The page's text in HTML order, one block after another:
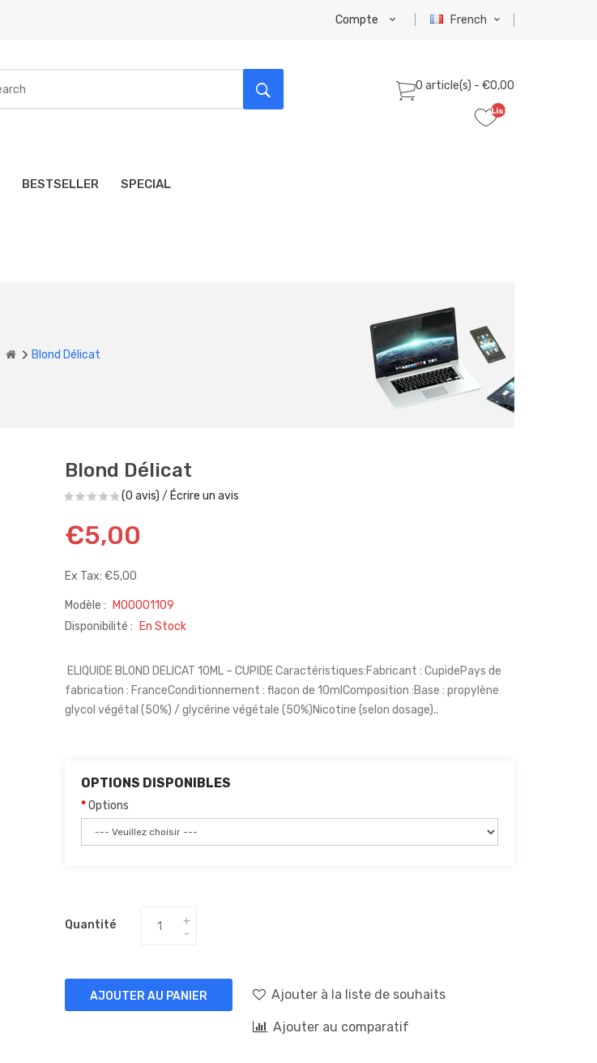
French
Compte
0 article(s) - €0,00
Liste
BESTSELLER SPECIAL
Blond Délicat
Blond Délicat
(0 avis) / Écrire un avis
€5,00
Ex Tax: €5,00
Modèle :
M00001109
Disponibilité :
En Stock
ELIQUIDE BLOND DELICAT 10ML – CUPIDE Caractéristiques:Fabricant : CupidePays de
fabrication : FranceConditionnement : flacon de 10mlComposition :Base : propylène
glycol végétal (50%) / glycérine végétale (50%)Nicotine (selon dosage)..
OPTIONS DISPONIBLES
Options
Quantité
AJOUTER AU PANIER Ajouter à la liste de souhaits
Ajouter au comparatif